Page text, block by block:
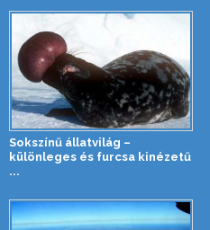
Sokszínű állatvilág –
különleges és furcsa kinézetű
...